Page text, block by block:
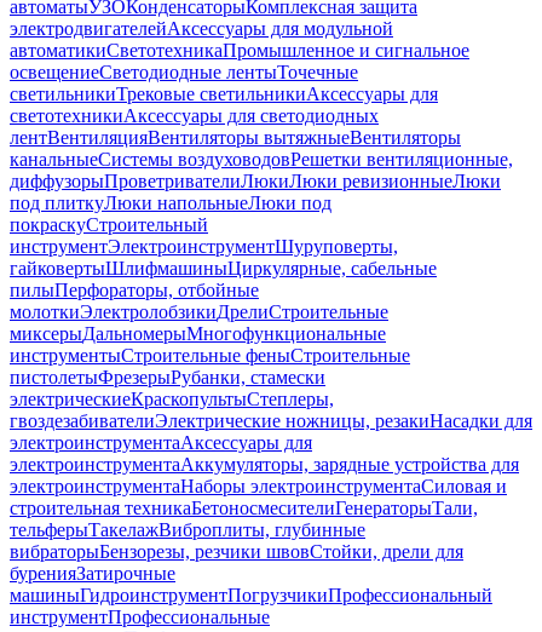
автоматыУЗОКонденсаторыКомплексная защита
электродвигателейАксессуары для модульной
автоматикиСветотехникаПромышленное и сигнальное
освещениеСветодиодные лентыТочечные
светильникиТрековые светильникиАксессуары для
светотехникиАксессуары для светодиодных
лентВентиляцияВентиляторы вытяжныеВентиляторы
канальныеСистемы воздуховодовРешетки вентиляционные,
диффузорыПроветривателиЛюкиЛюки ревизионныеЛюки
под плиткуЛюки напольныеЛюки под
покраскуСтроительный
инструментЭлектроинструментШуруповерты,
гайковертыШлифмашиныЦиркулярные, сабельные
пилыПерфораторы, отбойные
молоткиЭлектролобзикиДрелиСтроительные
миксерыДальномерыМногофункциональные
инструментыСтроительные феныСтроительные
пистолетыФрезерыРубанки, стамески
электрическиеКраскопультыСтеплеры,
гвоздезабивателиЭлектрические ножницы, резакиНасадки для
электроинструментаАксессуары для
электроинструментаАккумуляторы, зарядные устройства для
электроинструментаНаборы электроинструментаСиловая и
строительная техникаБетоносмесителиГенераторыТали,
тельферыТакелажВиброплиты, глубинные
вибраторыБензорезы, резчики швовСтойки, дрели для
буренияЗатирочные
машиныГидроинструментПогрузчикиПрофессиональный
инструментПрофессиональные